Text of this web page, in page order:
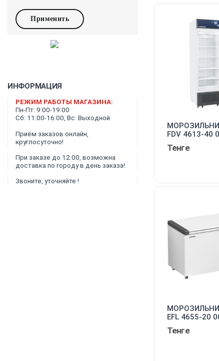
FDV 4613-40
Тенге
EFL 4655-20
Тенге
ИНФОРМАЦИЯ
РЕЖИМ РАБОТЫ МАГАЗИНА:
Пн-Пт: 9:00-19:00
Сб: 11:00-16:00, Вс: Выходной
Приём заказов онлайн,
круглосуточно!
При заказе до 12:00, возможна
доставка по городу в день заказа!
Звоните, уточняйте !